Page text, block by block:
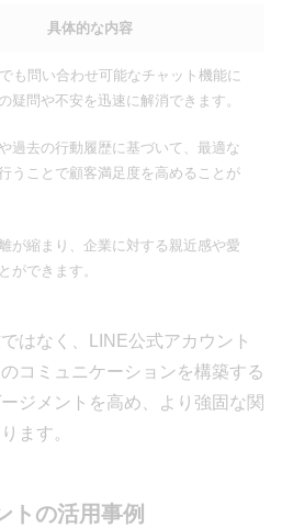
具体的な内容
も問い合わせ可能なチャット機能に
疑問や不安を迅速に解消できます。
過去の行動履歴に基づいて、最適な
うことで顧客満足度を高めることが
が縮まり、企業に対する親近感や愛
ができます。
はなく、LINE公式アカウント
コミュニケーションを構築する
ジメントを高め、より強固な関
ます。
トの活用事例